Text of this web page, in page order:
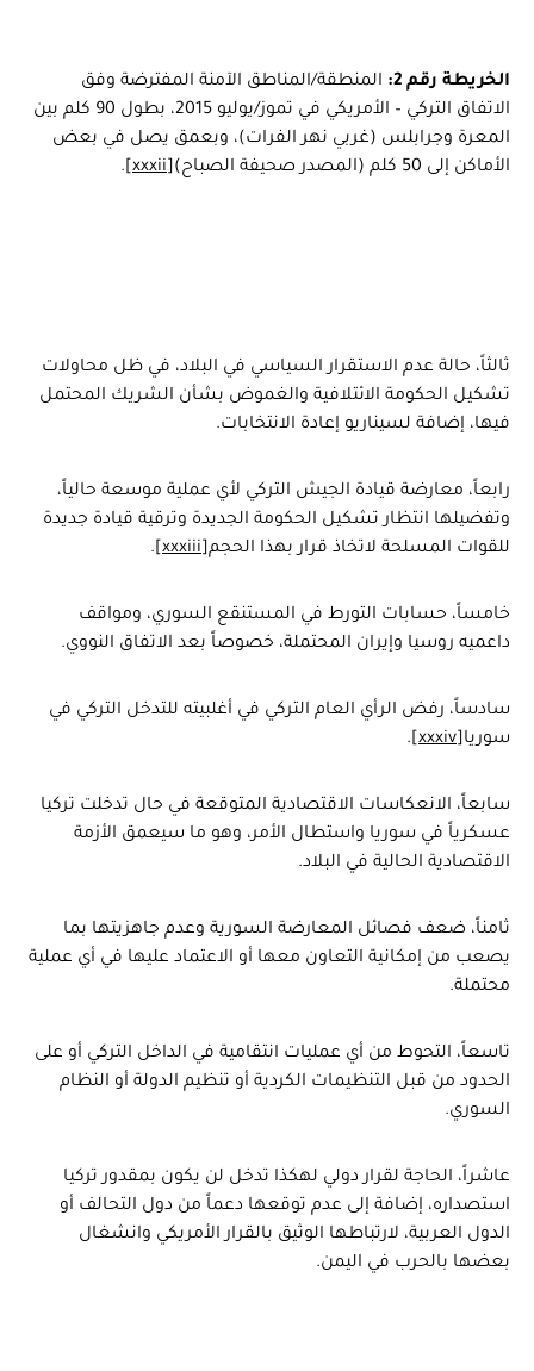
الخريطة رقم 2:
المنطقة/المناطق الآمنة المفترضة وفق
الاتفاق التركي – الأمريكي في تموز/يوليو 2015، بطول 90 كلم بين
المعرة وجرابلس (غربي نهر الفرات)، وبعمق يصل في بعض
الأماكن إلى 50 كلم (المصدر صحيفة الصباح)
[xxxii]
.
ثالثاً، حالة عدم الاستقرار السياسي في البلاد، في ظل محاولات
تشكيل الحكومة الائتلافية والغموض بشأن الشريك المحتمل
فيها، إضافة لسيناريو إعادة الانتخابات.
رابعاً، معارضة قيادة الجيش التركي لأي عملية موسعة حالياً،
وتفضيلها انتظار تشكيل الحكومة الجديدة وترقية قيادة جديدة
للقوات المسلحة لاتخاذ قرار بهذا الحجم[xxxiii]
.
خامساً، حسابات التورط في المستنقع السوري، ومواقف
داعميه روسيا وإيران المحتملة، خصوصاً بعد الاتفاق النووي.
سادساً، رفض الرأي العام التركي في أغلبيته للتدخل التركي في
سوريا[xxxiv]
.
سابعاً، الانعكاسات الاقتصادية المتوقعة في حال تدخلت تركيا
عسكرياً في سوريا واستطال الأمر، وهو ما سيعمق الأزمة
الاقتصادية الحالية في البلاد.
ثامناً، ضعف فصائل المعارضة السورية وعدم جاهزيتها بما
يصعب من إمكانية التعاون معها أو الاعتماد عليها في أي عملية
محتملة.
تاسعاً، التحوط من أي عمليات انتقامية في الداخل التركي أو على
الحدود من قبل التنظيمات الكردية أو تنظيم الدولة أو النظام
السوري.
عاشراً، الحاجة لقرار دولي لهكذا تدخل لن يكون بمقدور تركيا
استصداره، إضافة إلى عدم توقعها دعماً من دول التحالف أو
الدول العربية، لارتباطها الوثيق بالقرار الأمريكي وانشغال
بعضها بالحرب في اليمن.